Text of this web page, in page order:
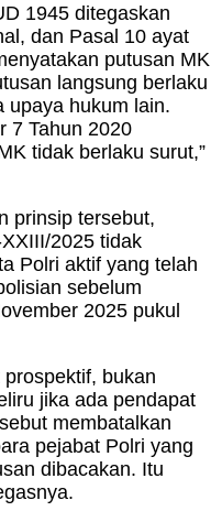
1945 ditegaskan
dan Pasal 10 ayat
putusan MK
langsung berlaku
upaya hukum lain.
7 Tahun 2020
tidak berlaku surut,”
prinsip tersebut,
2025 tidak
Polri aktif yang telah
sebelum
2025 pukul
bukan
jika ada pendapat
membatalkan
pejabat Polri yang
dibacakan. Itu